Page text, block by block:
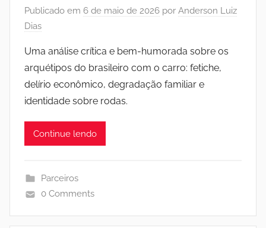
Publicado em 6 de maio de 2026 por Anderson Luiz
Dias
Uma análise crítica e bem-humorada sobre os
arquétipos do brasileiro com o carro: fetiche,
delírio econômico, degradação familiar e
identidade sobre rodas.
Continue lendo
Parceiros
0 Comments